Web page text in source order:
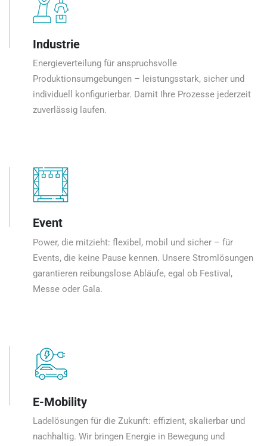
Industrie
Energieverteilung für anspruchsvolle
Produktionsumgebungen – leistungsstark, sicher und
individuell konfigurierbar. Damit Ihre Prozesse jederzeit
zuverlässig laufen.
Event
Power, die mitzieht: flexibel, mobil und sicher – für
Events, die keine Pause kennen. Unsere Stromlösungen
garantieren reibungslose Abläufe, egal ob Festival,
Messe oder Gala.
E-Mobility
Ladelösungen für die Zukunft: effizient, skalierbar und
nachhaltig. Wir bringen Energie in Bewegung und